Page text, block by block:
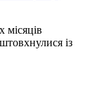
місяців
із